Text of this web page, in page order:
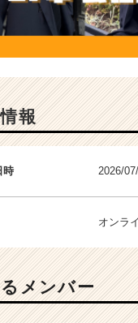
報
時 2026/
オンラ
メンバー